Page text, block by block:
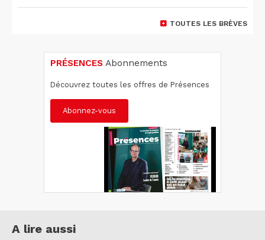
TOUTES LES BRÈVES
PRÉSENCES Abonnements
Découvrez toutes les offres de Présences
Abonnez-vous
A lire aussi